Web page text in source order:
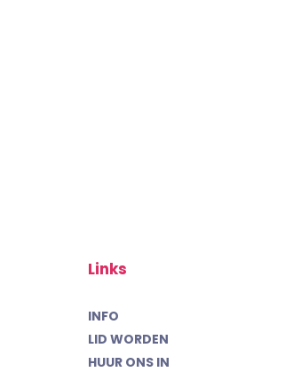
Links
INFO
LID WORDEN
HUUR ONS IN